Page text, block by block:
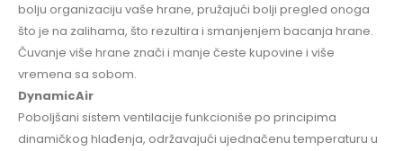
bolju organizaciju vaše hrane, pružajući bolji pregled onoga
što je na zalihama, što rezultira i smanjenjem bacanja hrane.
Čuvanje više hrane znači i manje česte kupovine i više
vremena sa sobom.
DynamicAir
Poboljšani sistem ventilacije funkcioniše po principima
dinamičkog hlađenja, održavajući ujednačenu temperaturu u